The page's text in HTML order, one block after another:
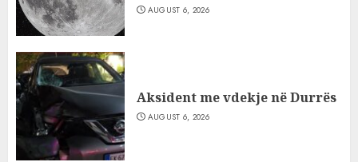
AUGUST 6, 2026
Aksident me vdekje në Durrës
AUGUST 6, 2026